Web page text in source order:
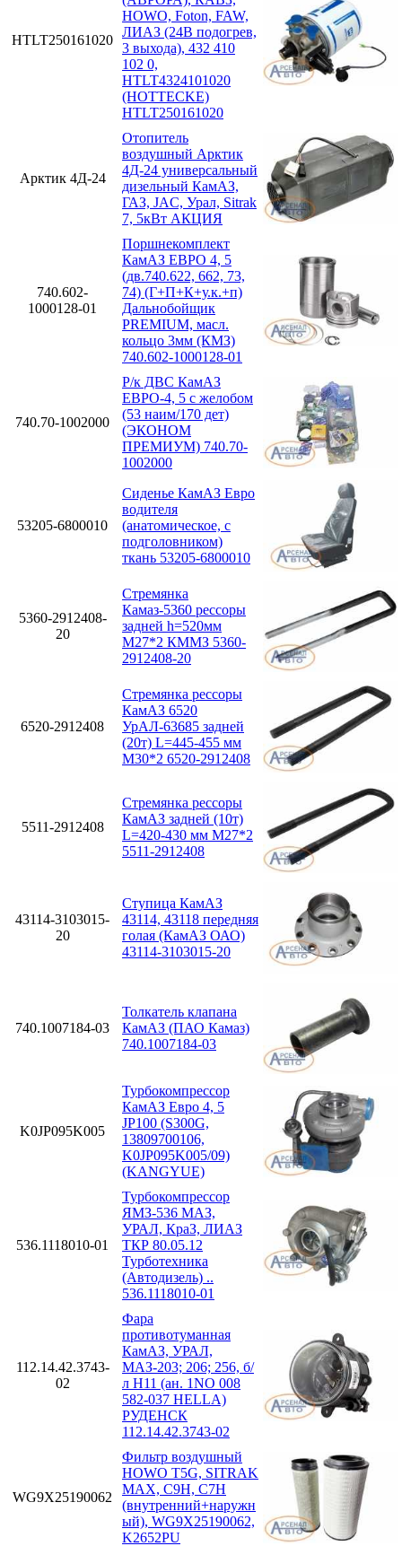
HTLT250161020
HOWO, Foton, FAW,
ЛИАЗ (24В подогрев,
3 выхода), 432 410
102 0,
HTLT4324101020
(HOTTECKE)
HTLT250161020
Арктик 4Д-24
Отопитель
воздушный Арктик
4Д-24 универсальный
дизельный КамАЗ,
ГАЗ, JAC, Урал, Sitrak
7, 5кВт АКЦИЯ
740.602-
1000128-01
Поршнекомплект
КамАЗ ЕВРО 4, 5
(дв.740.622, 662, 73,
74) (Г+П+К+у.к.+п)
Дальнобойщик
PREMIUM, масл.
кольцо 3мм (КМЗ)
740.602-1000128-01
740.70-1002000
Р/к ДВС КамАЗ
ЕВРО-4, 5 с желобом
(53 наим/170 дет)
(ЭКОНОМ
ПРЕМИУМ) 740.70-
1002000
53205-6800010
Сиденье КамАЗ Евро
водителя
(анатомическое, с
подголовником)
ткань 53205-6800010
5360-2912408-
20
Стремянка
Камаз-5360 рессоры
задней h=520мм
М27*2 КММЗ 5360-
2912408-20
6520-2912408
Стремянка рессоры
КамАЗ 6520
УрАЛ-63685 задней
(20т) L=445-455 мм
М30*2 6520-2912408
5511-2912408
Стремянка рессоры
КамАЗ задней (10т)
L=420-430 мм М27*2
5511-2912408
43114-3103015-
20
Ступица КамАЗ
43114, 43118 передняя
голая (КамАЗ ОАО)
43114-3103015-20
740.1007184-03
Толкатель клапана
КамАЗ (ПАО Камаз)
740.1007184-03
K0JP095K005
Турбокомпрессор
КамАЗ Евро 4, 5
JP100 (S300G,
13809700106,
K0JP095K005/09)
(KANGYUE)
536.1118010-01
Турбокомпрессор
ЯМЗ-536 МАЗ,
УРАЛ, КраЗ, ЛИАЗ
ТКР 80.05.12
Турботехника
(Автодизель) ..
536.1118010-01
112.14.42.3743-
02
Фара
противотуманная
КамАЗ, УРАЛ,
МАЗ-203; 206; 256, б/
л H11 (ан. 1NO 008
582-037 HELLA)
РУДЕНСК
112.14.42.3743-02
WG9X25190062
Фильтр воздушный
HOWO T5G, SITRAK
MAX, C9H, C7H
(внутренний+наружн
ый), WG9X25190062,
K2652PU